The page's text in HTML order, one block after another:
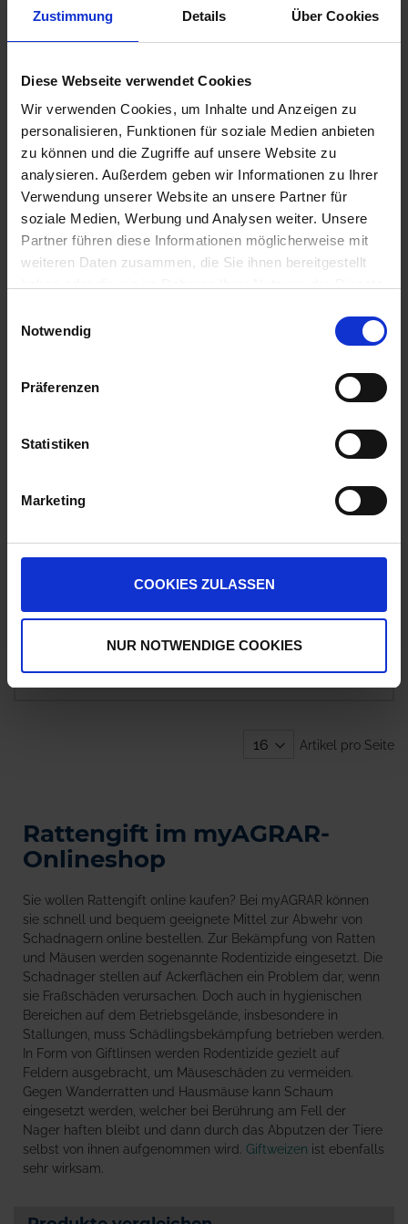
Zustimmung Details Über Cookies
Diese Webseite verwendet Cookies
Wir verwenden Cookies, um Inhalte und Anzeigen zu
personalisieren, Funktionen für soziale Medien anbieten
zu können und die Zugriffe auf unsere Website zu
analysieren. Außerdem geben wir Informationen zu Ihrer
Verwendung unserer Website an unsere Partner für
soziale Medien, Werbung und Analysen weiter. Unsere
Partner führen diese Informationen möglicherweise mit
weiteren Daten zusammen, die Sie ihnen bereitgestellt
Notwendig
Präferenzen
Statistiken
Marketing
COOKIES ZULASSEN
NUR NOTWENDIGE COOKIES
zzgl. 19% MwSt.
Auf Lager
Lieferung voraussichtlichab Dienstag, 11.
August 2026
78,41 € / St
78,41 €pro 1 Stück
zzgl. 19% MwSt.
Ratron Rattenköder Station
Auf Lager
August 2026
70,18 € / St
70,18 €pro 1 Stück
zzgl. 19% MwSt.
Artikel pro Seite
Rattengift im myAGRAR-
Onlineshop
Sie wollen Rattengift online kaufen? Bei myAGRAR können
sie schnell und bequem geeignete Mittel zur Abwehr von
Schadnagern online bestellen. Zur Bekämpfung von Ratten
und Mäusen werden sogenannte Rodentizide eingesetzt. Die
Schadnager stellen auf Ackerflächen ein Problem dar, wenn
sie Fraßschäden verursachen. Doch auch in hygienischen
Bereichen auf dem Betriebsgelände, insbesondere in
Stallungen, muss Schädlingsbekämpfung betrieben werden.
In Form von Giftlinsen werden Rodentizide gezielt auf
Feldern ausgebracht, um Mäuseschäden zu vermeiden.
Gegen Wanderratten und Hausmäuse kann Schaum
eingesetzt werden, welcher bei Berührung am Fell der
Nager haften bleibt und dann durch das Abputzen der Tiere
selbst von ihnen aufgenommen wird. Giftweizen ist ebenfalls
sehr wirksam.